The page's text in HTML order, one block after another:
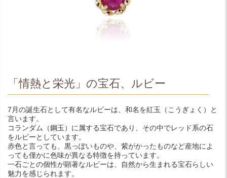
「情熱と栄光」の宝石、ルビー
7月の誕生石として有名なルビーは、和名を紅玉（こうぎょく）と
言います。
コランダム（鋼玉）に属する宝石であり、その中でレッド系の石
をルビーとしています。
赤色と言っても、黒っぽいものや、紫がかったものなど産地によ
っても僅かに色味が異なる特徴を持っています。
一石ごとの個性が顕著なルビーは、自然から生まれる宝石らしい
魅力を感じられます。